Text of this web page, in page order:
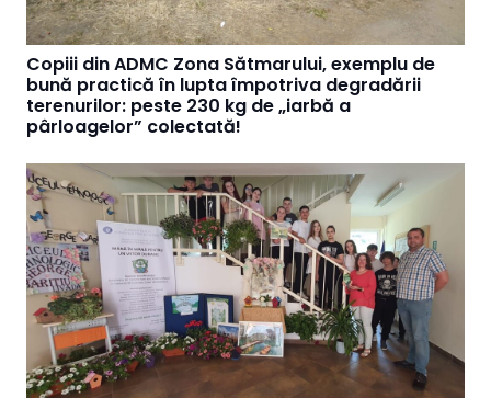
Copiii din ADMC Zona Sătmarului, exemplu de
bună practică în lupta împotriva degradării
terenurilor: peste 230 kg de „iarbă a
pârloagelor” colectată!